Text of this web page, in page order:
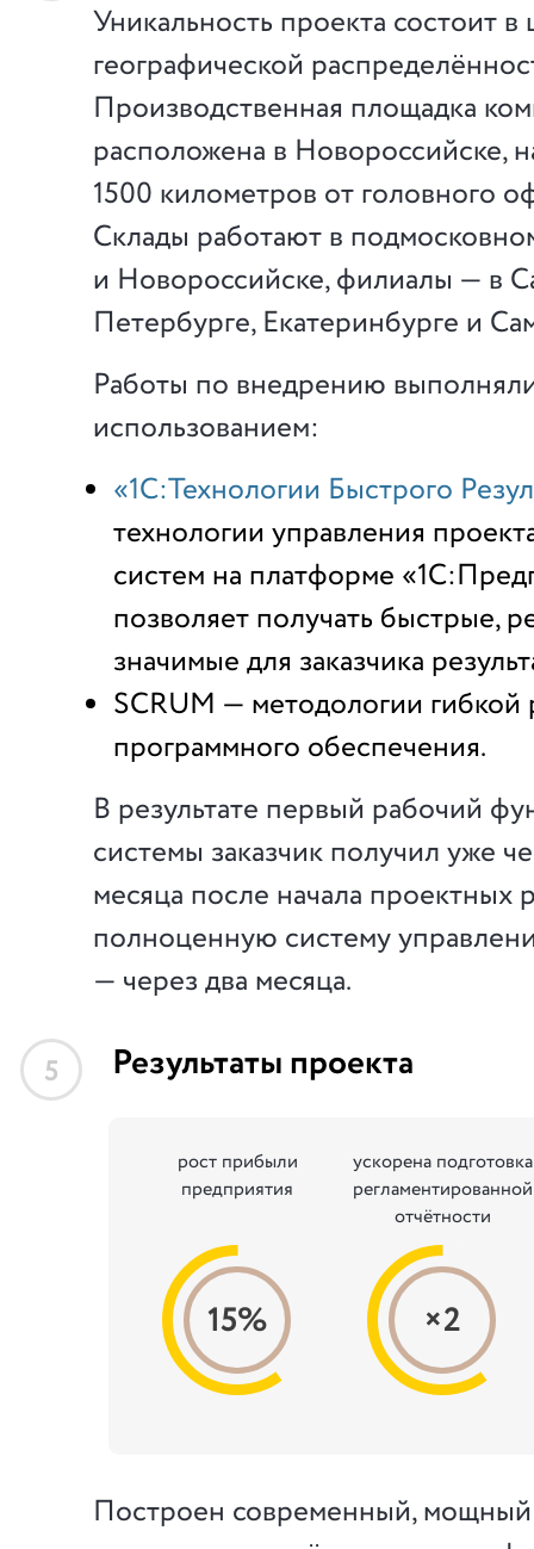
Уникальность проекта состоит
географической
Производственная площадка
расположена в Новороссийске,
1500 километров от головного
Склады работают в
и Новороссийске, филиалы — в
Петербурге, Екатеринбурге и
Работы по внедрению
использованием:
«1С:Технологии Быстрого
технологии управления
систем на платформе
позволяет получать быстрые,
значимые для заказчика
SCRUM — методологии гибкой
программного обеспечения.
В результате первый рабочий
системы заказчик получил уже
месяца после начала проектных
полноценную систему
— через два месяца.
5 Результаты проекта
рост прибыли
предприятия
15%
ускорена подготовка
регламентированной
отчётности
×2
Построен современный,